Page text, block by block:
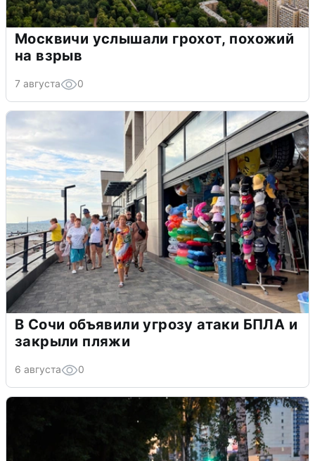
Москвичи услышали грохот, похожий
на взрыв
7 августа 0
В Сочи объявили угрозу атаки БПЛА и
закрыли пляжи
6 августа 0